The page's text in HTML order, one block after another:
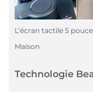
L’écran tactile 5
Maison
Technologie